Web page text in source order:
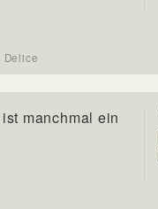
Delice
manchmal ein